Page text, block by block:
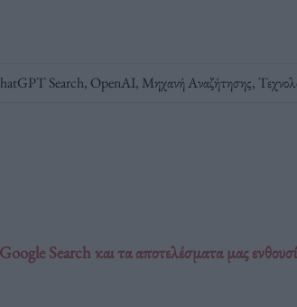
Search, OpenAI, Μηχανή Αναζήτησης,
Search και τα αποτελέσματα μας